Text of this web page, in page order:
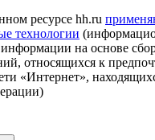
ресурсе hh.ru
технологии
на основе
относящихся к
«Интернет»,